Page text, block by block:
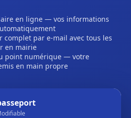
en ligne — vos informations
complet par e-mail avec tous les
en mairie
point numérique — votre
en main propre